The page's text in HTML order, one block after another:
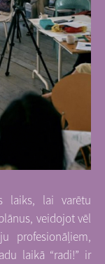
laiks, lai varētu
veidojot vēl
profesionāļiem,
laikā “radi!” ir